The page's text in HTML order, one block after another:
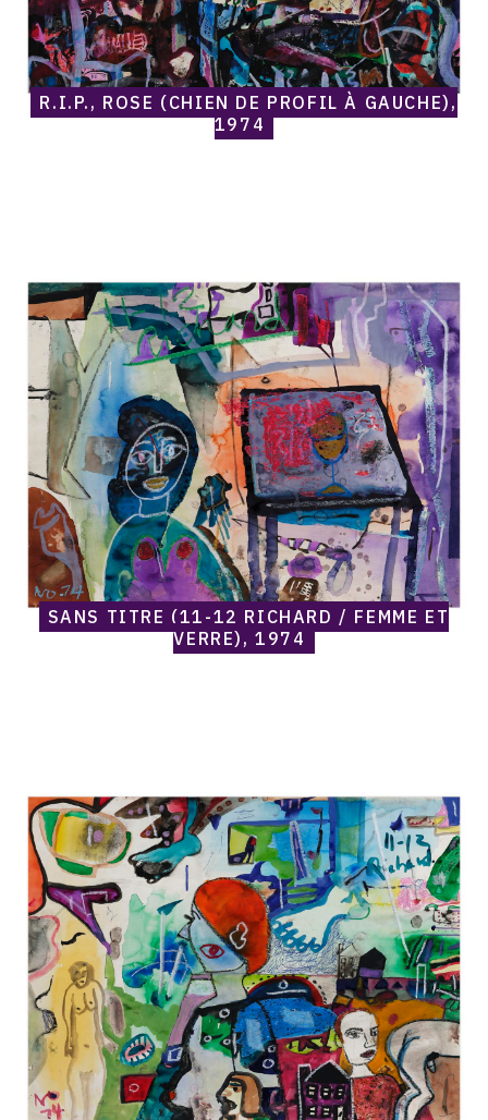
R.I.P., ROSE (CHIEN DE PROFIL À GAUCHE),
1974
Norris
Embry,
Sans
titre
(11-
12
Richard
Femme
verre),
1974
SANS TITRE (11-12 RICHARD / FEMME ET
VERRE), 1974
Norris
Embry,
Sans
titre
(11-
12
Richard)